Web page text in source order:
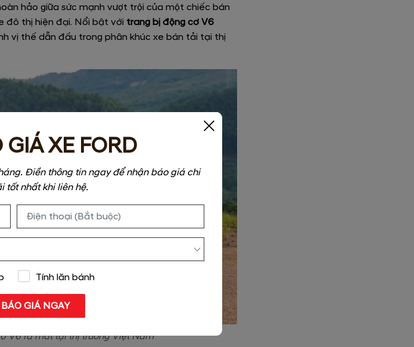
hảo giữa sức mạnh vượt trội của một chiếc bán
đô thị hiện đại. Nổi bật với trang bị động cơ V6
vị thế dẫn đầu trong phân khúc xe bán tải tại thị
V6 ra mắt tại thị trường Việt Nam
XE FORD
Điền thông tin ngay để nhận báo giá chi
tốt nhất khi liên hệ.
Tính lăn bánh
GIÁ NGAY